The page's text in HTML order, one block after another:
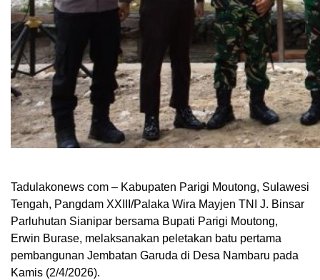
Tadulakonews com – Kabupaten Parigi Moutong, Sulawesi
Tengah, Pangdam XXIII/Palaka Wira Mayjen TNI J. Binsar
Parluhutan Sianipar bersama Bupati Parigi Moutong,
Erwin Burase, melaksanakan peletakan batu pertama
pembangunan Jembatan Garuda di Desa Nambaru pada
Kamis (2/4/2026).